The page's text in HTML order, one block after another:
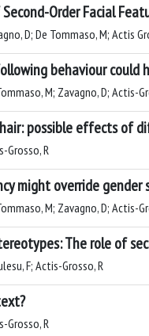
Order Facial
D; De Tommaso, M; Actis
behaviour
M; Zavagno, D; Actis-
possible effects of
Grosso, R
might override
M; Zavagno, D; Actis-
The role of
F; Actis-Grosso, R
Grosso, R